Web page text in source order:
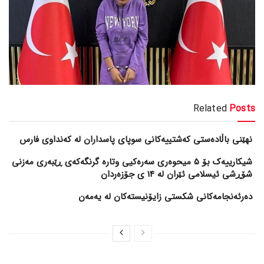
Related Posts
نهێنی باڵادەستی کەشتییەکانی سوپای پاسداران لە کەنداوی فارس
شیکارییەک بۆ 5 میحوەری سەرەکیی وتارە گرنگەکەی ڕێبەری مەزنی
شۆڕشی ئیسلامی ئێران لە 14 ی جۆزەردان
دەرئەنجامەکانی شکستی زایۆنیستەکان لە یەمەن